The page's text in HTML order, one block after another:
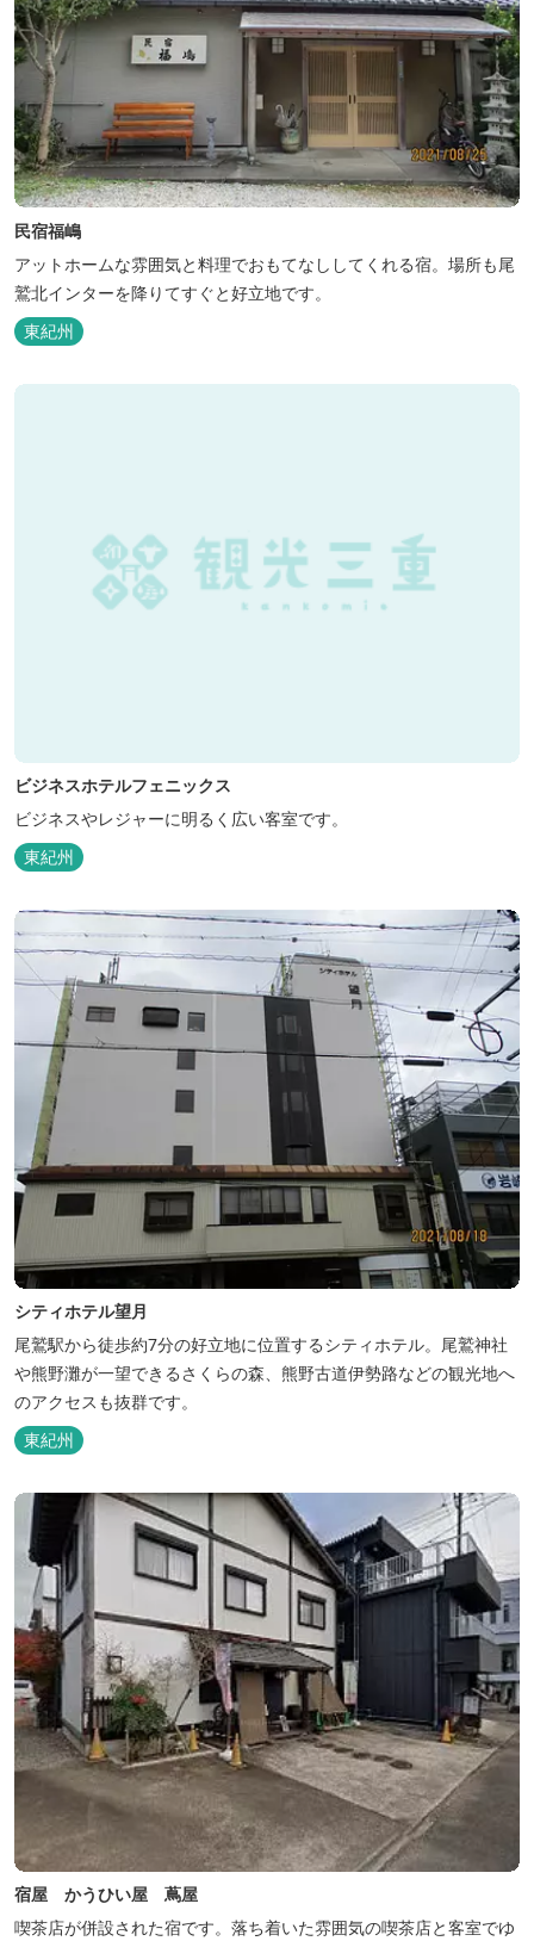
民宿福嶋
アットホームな雰囲気と料理でおもてなししてくれる宿。場所も尾
鷲北インターを降りてすぐと好立地です。
東紀州
ビジネスホテルフェニックス
ビジネスやレジャーに明るく広い客室です。
東紀州
シティホテル望月
尾鷲駅から徒歩約7分の好立地に位置するシティホテル。尾鷲神社
や熊野灘が一望できるさくらの森、熊野古道伊勢路などの観光地へ
のアクセスも抜群です。
東紀州
宿屋 かうひい屋 蔦屋
喫茶店が併設された宿です。落ち着いた雰囲気の喫茶店と客室でゆ